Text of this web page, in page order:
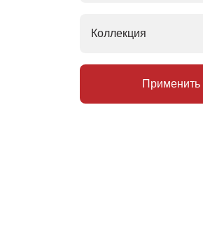
Коллекция
Применить